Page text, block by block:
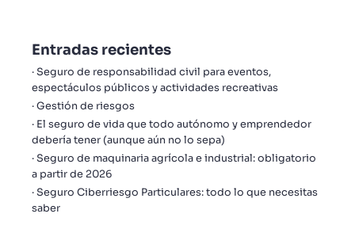
Entradas recientes
Seguro de responsabilidad civil para eventos,
espectáculos públicos y actividades recreativas
Gestión de riesgos
El seguro de vida que todo autónomo y emprendedor
debería tener (aunque aún no lo sepa)
Seguro de maquinaria agrícola e industrial: obligatorio
a partir de 2026
Seguro Ciberriesgo Particulares: todo lo que necesitas
saber